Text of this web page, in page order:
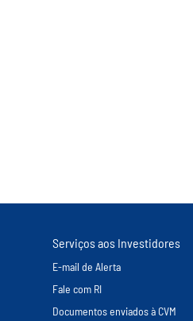
Serviços aos Investidores
E-mail de Alerta
Fale com RI
Documentos enviados à CVM